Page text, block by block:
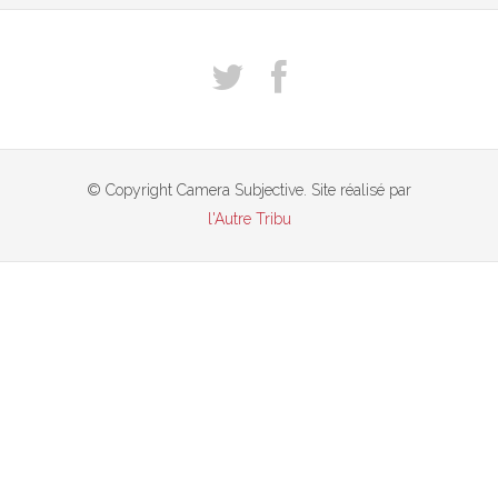
© Copyright Camera Subjective. Site réalisé par
l'Autre Tribu